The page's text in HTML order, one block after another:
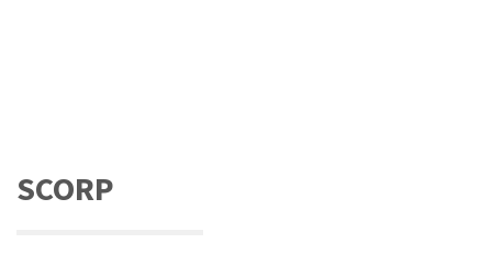
SCORP